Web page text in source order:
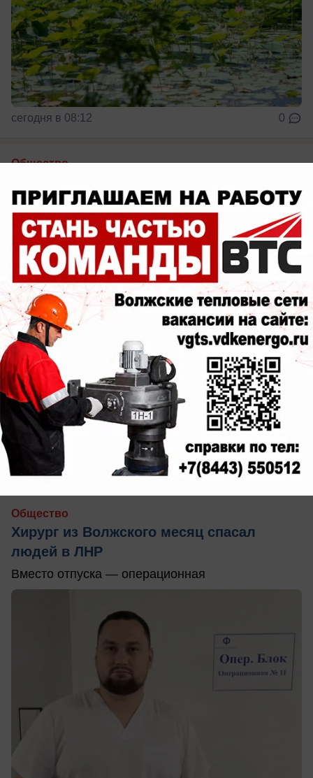
сегодня в 08:12 0
Общество
призрака
В Волжском продолжают очищать улицы
вчера в 21:25 0
Общество
Хирург из Волжского месяц спасал
людей в ЛНР
Вместо отпуска — операционная